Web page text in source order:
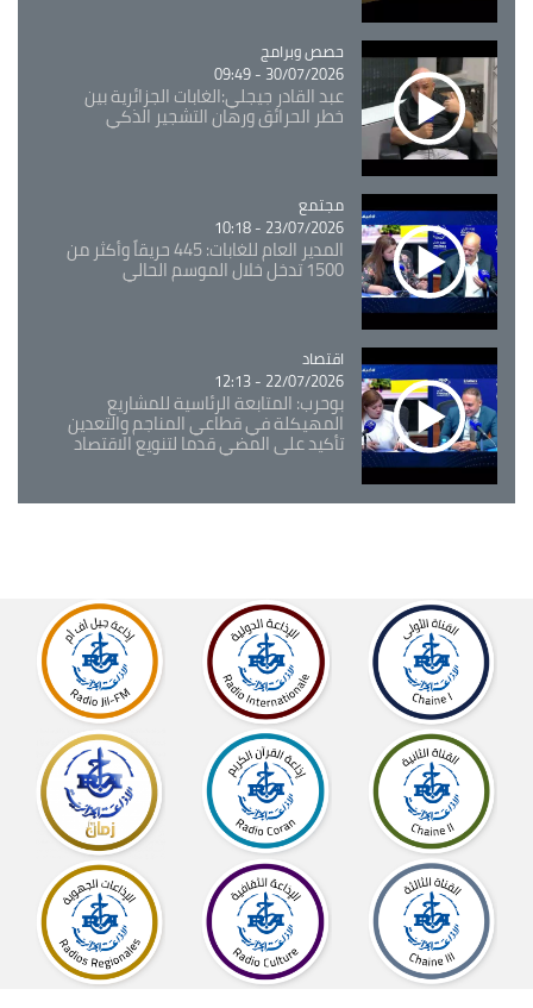
Catégorie
حصص وبرامج
30/07/2026 - 09:49
عبد القادر جيجلي:الغابات الجزائرية بين
خطر الحرائق ورهان التشجير الذكي
Catégorie
مجتمع
23/07/2026 - 10:18
المدير العام للغابات: 445 حريقاً وأكثر من
1500 تدخل خلال الموسم الحالي
Catégorie
اقتصاد
22/07/2026 - 12:13
بوحرب: المتابعة الرئاسية للمشاريع
المهيكلة في قطاعي المناجم والتعدين
تأكيد على المضي قدما لتنويع الاقتصاد